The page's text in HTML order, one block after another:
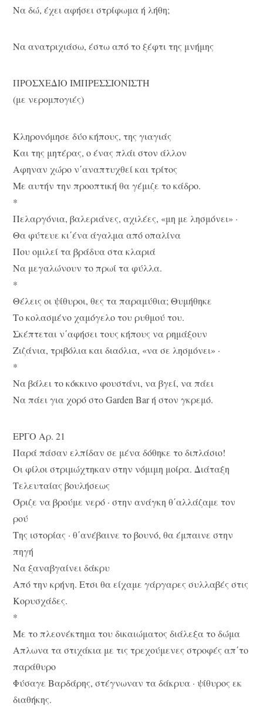
Να δώ, έχει αφήσει στρίφωμα ή λήθη;
Να ανατριχιάσω, έστω από το ξέφτι της μνήμης
ΠΡΟΣΧΕΔΙΟ ΙΜΠΡΕΣΣΙΟΝΙΣΤΗ
(με νερομπογιές)
Κληρονόμησε δύο κήπους, της γιαγιάς
Και της μητέρας, ο ένας πλάι στον άλλον
Αφηναν χώρο ν΄αναπτυχθεί και τρίτος
Με αυτήν την προοπτική θα γέμιζε το κάδρο.
*
Πελαργόνια, βαλεριάνες, αχιλέες, «μη με λησμόνει» ·
Θα φύτευε κι΄ένα άγαλμα από οπαλίνα
Που ομιλεί τα βράδυα στα κλαριά
Να μεγαλώνουν το πρωί τα φύλλα.
*
Θέλεις οι ψίθυροι, θες τα παραμύθια; Θυμήθηκε
Το κολασμένο χαμόγελο του ρυθμού του.
Σκέπτεται ν΄αφήσει τους κήπους να ρημάξουν
Ζιζάνια, τριβόλια και διαόλια, «να σε λησμόνει» ·
*
Να βάλει το κόκκινο φουστάνι, να βγεί, να πάει
Να πάει για χορό στο Garden Bar ή στον γκρεμό.
ΕΡΓΟ Αρ. 21
Παρά πάσαν ελπίδαν σε μένα δόθηκε το διπλάσιο!
Οι φίλοι στριμώχτηκαν στην νόμιμη μοίρα. Διάταξη
Τελευταίας βουλήσεως
Όριζε να βρούμε νερό · στην ανάγκη θ΄αλλάζαμε τον
ρού
Της ιστορίας · θ΄ανέβαινε το βουνό, θα έμπαινε στην
πηγή
Να ξαναβγαίνει δάκρυ
Από την κρήνη. Ετσι θα είχαμε γάργαρες συλλαβές στις
Κορυσχάδες.
*
Με το πλεονέκτημα του δικαιώματος διάλεξα το δώμα
Απλωνα τα στιχάκια με τις τρεχούμενες στροφές απ΄το
παράθυρο
Φύσαγε Βαρδάρης, στέγνωναν τα δάκρυα · ψίθυρος εκ
διαθήκης.